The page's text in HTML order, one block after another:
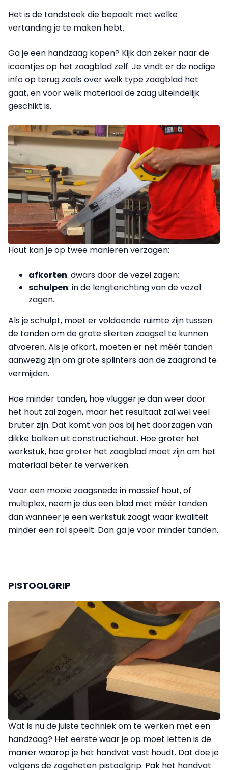
Het is de tandsteek die bepaalt met welke
vertanding je te maken hebt.
Ga je een handzaag kopen? Kijk dan zeker naar de
icoontjes op het zaagblad zelf. Je vindt er de nodige
info op terug zoals over welk type zaagblad het
gaat, en voor welk materiaal de zaag uiteindelijk
geschikt is.
Hout kan je op twee manieren verzagen:
afkorten: dwars door de vezel zagen;
schulpen: in de lengterichting van de vezel
zagen.
Als je schulpt, moet er voldoende ruimte zijn tussen
de tanden om de grote slierten zaagsel te kunnen
afvoeren. Als je afkort, moeten er net méér tanden
aanwezig zijn om grote splinters aan de zaagrand te
vermijden.
Hoe minder tanden, hoe vlugger je dan weer door
het hout zal zagen, maar het resultaat zal wel veel
bruter zijn. Dat komt van pas bij het doorzagen van
dikke balken uit constructiehout. Hoe groter het
werkstuk, hoe groter het zaagblad moet zijn om het
materiaal beter te verwerken.
Voor een mooie zaagsnede in massief hout, of
multiplex, neem je dus een blad met méér tanden
dan wanneer je een werkstuk zaagt waar kwaliteit
minder een rol speelt. Dan ga je voor minder tanden.
PISTOOLGRIP
Wat is nu de juiste techniek om te werken met een
handzaag? Het eerste waar je op moet letten is de
manier waarop je het handvat vast houdt. Dat doe je
volgens de zogeheten pistoolgrip. Pak het handvat